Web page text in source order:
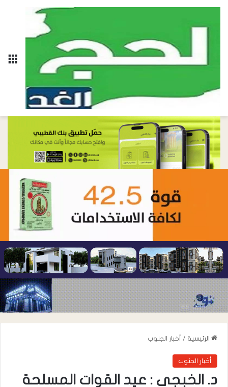
الرئيسية / أخبار الجنوب
أخبار الجنوب
‏د. الخبجي : عيد القوات المسلحة